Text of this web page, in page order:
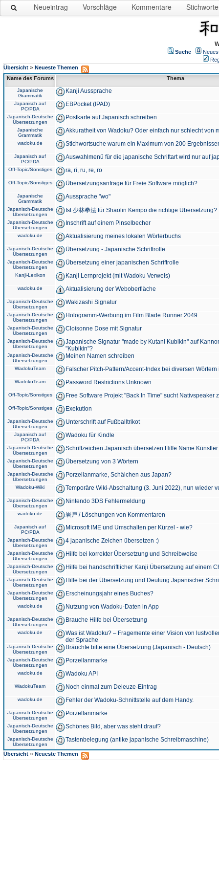
Neueintrag Vorschläge Kommentare Stichworte
Suche
Übersicht » Neueste Themen
Name des Forums
Thema
Japanische
Grammatik
Kanji Aussprache
Japanisch auf
PC/PDA
EBPocket (IPAD)
Japanisch-Deutsche
Übersetzungen
Postkarte auf Japanisch schreiben
Japanische
Grammatik
Akkuratheit von Wadoku? Oder einfach nur schlecht von
wadoku.de Stichwortsuche warum ein Maximum von 200
Japanisch auf
PC/PDA
Auswahlmenü für die japanische Schriftart wird nur auf
Off-Topic/Sonstiges ra, ri, ru, re, ro
Off-Topic/Sonstiges Übersetzungsanfrage für Freie Software möglich?
Japanische
Grammatik
Aussprache "wo"
Japanisch-Deutsche
Übersetzungen
Ist 少林拳法 für Shaolin Kempo die richtige Übersetzung?
Japanisch-Deutsche
Übersetzungen
Inschrift auf einem Pinselbecher
wadoku.de Aktualisierung meines lokalen Wörterbuchs
Japanisch-Deutsche
Übersetzungen
Übersetzung - Japanische Schriftrolle
Japanisch-Deutsche
Übersetzungen
Übersetzung einer japanischen Schriftrolle
Kanji-Lexikon Kanji Lernprojekt (mit Wadoku Verweis)
wadoku.de Aktualisierung der Weboberfläche
Japanisch-Deutsche
Übersetzungen
Wakizashi Signatur
Japanisch-Deutsche
Übersetzungen
Hologramm-Werbung im Film Blade Runner 2049
Japanisch-Deutsche
Übersetzungen
Cloisonne Dose mit Signatur
Japanisch-Deutsche
Übersetzungen
Japanische Signatur "made by Kutani Kubikin" auf
"Kubikin"?
Japanisch-Deutsche
Übersetzungen
Meinen Namen schreiben
WadokuTeam Falscher Pitch-Pattern/Accent-Index bei diversen
WadokuTeam Password Restrictions Unknown
Off-Topic/Sonstiges Free Software Projekt "Back In Time" sucht Nativspeaker
Off-Topic/Sonstiges Exekution
Japanisch-Deutsche
Übersetzungen
Unterschrift auf Fußballtrikot
Japanisch auf
PC/PDA
Wadoku für Kindle
Japanisch-Deutsche
Übersetzungen
Schriftzeichen Japanisch übersetzen Hilfe Name
Japanisch-Deutsche
Übersetzungen
Übersetzung von 3 Wörtern
Japanisch-Deutsche
Übersetzungen
Porzellanmarke, Schälchen aus Japan?
Wadoku-Wiki Temporäre Wiki-Abschaltung (3. Juni 2022), nun wieder
Japanisch-Deutsche
Übersetzungen
Nintendo 3DS Fehlermeldung
wadoku.de 岩戸 / Löschungen von Kommentaren
Japanisch auf
PC/PDA
Microsoft IME und Umschalten per Kürzel - wie?
Japanisch-Deutsche
Übersetzungen
4 japanische Zeichen übersetzen :)
Japanisch-Deutsche
Übersetzungen
Hilfe bei korrekter Übersetzung und Schreibweise
Japanisch-Deutsche
Übersetzungen
Hilfe bei handschriftlicher Kanji Übersetzung auf einem
Japanisch-Deutsche
Übersetzungen
Hilfe bei der Übersetzung und Deutung Japanischer
Japanisch-Deutsche
Übersetzungen
Erscheinungsjahr eines Buches?
wadoku.de Nutzung von Wadoku-Daten in App
Japanisch-Deutsche
Übersetzungen
Brauche Hilfe bei Übersetzung
wadoku.de
Was ist Wadoku? – Fragemente einer Vision von
der Sprache
Japanisch-Deutsche
Übersetzungen
Bräuchte bitte eine Übersetzung (Japanisch - Deutsch)
Japanisch-Deutsche
Übersetzungen
Porzellanmarke
wadoku.de Wadoku API
WadokuTeam Noch einmal zum Deleuze-Eintrag
wadoku.de Fehler der Wadoku-Schnittstelle auf dem Handy.
Japanisch-Deutsche
Übersetzungen
Porzellanmarke
Japanisch-Deutsche
Übersetzungen
Schönes Bild, aber was steht drauf?
Japanisch-Deutsche
Übersetzungen
Tastenbelegung (antike japanische Schreibmaschine)
Übersicht » Neueste Themen